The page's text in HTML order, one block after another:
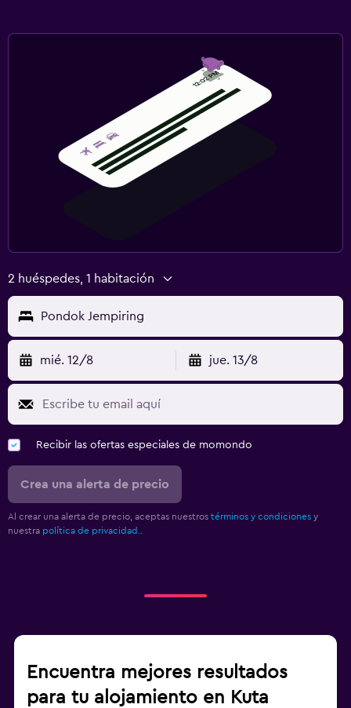
2 huéspedes, 1 habitación
Pondok Jempiring
mié. 12/8 jue. 13/8
Recibir las ofertas especiales de momondo
Crea una alerta de precio
Al crear una alerta de precio, aceptas nuestros términos y condiciones y
nuestra política de privacidad.
Encuentra mejores resultados
para tu alojamiento en Kuta